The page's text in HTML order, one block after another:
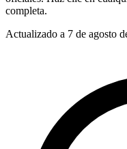
completa.
Actualizado a 7 de agosto